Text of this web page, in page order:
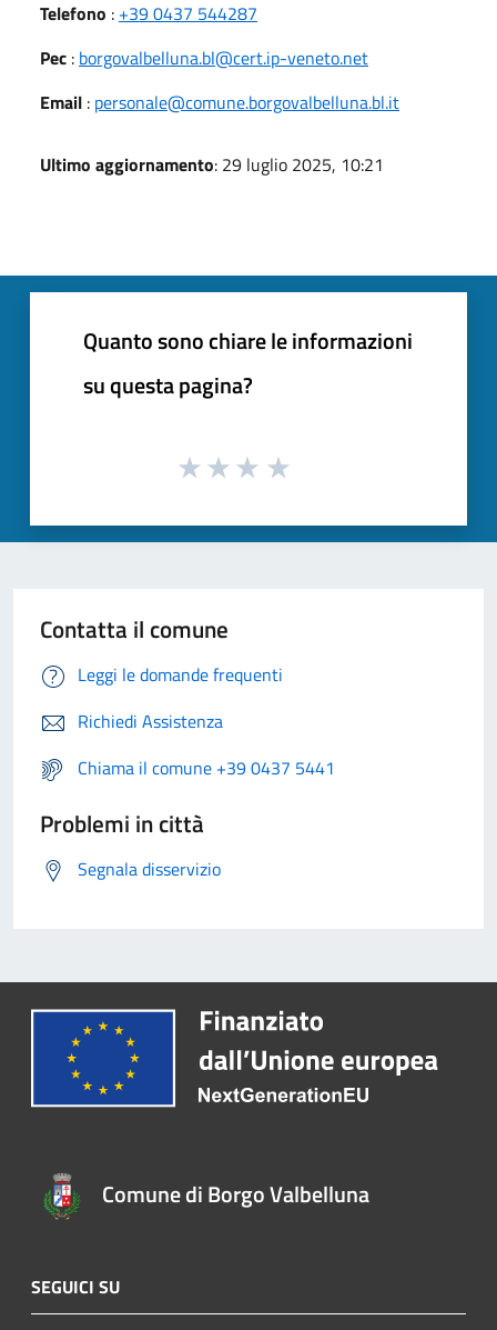
Telefono : +39 0437 544287
Pec : borgovalbelluna.bl@cert.ip-veneto.net
Email : personale@comune.borgovalbelluna.bl.it
Ultimo aggiornamento: 29 luglio 2025, 10:21
Quanto sono chiare le informazioni
su questa pagina?
Contatta il comune
Leggi le domande frequenti
Richiedi Assistenza
Chiama il comune +39 0437 5441
Problemi in città
Segnala disservizio
Comune di Borgo Valbelluna
SEGUICI SU